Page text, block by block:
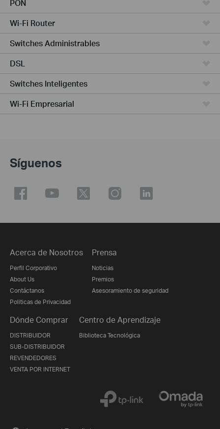
PON
Wi-Fi Router
Switches Administrables
DSL
Switches Inteligentes
Wi-Fi Empresarial
Síguenos
Acerca de Nosotros
Perfil Corporativo
About Us
Contáctanos
Politicas de Privacidad
Prensa
Noticias
Premios
Asesoramiento de seguridad
Dónde Comprar
DISTRIBUIDOR
SUB-DISTRIBUIDOR
REVENDEDORES
VENTA POR INTERNET
Centro de Aprendizaje
Biblioteca Tecnológica